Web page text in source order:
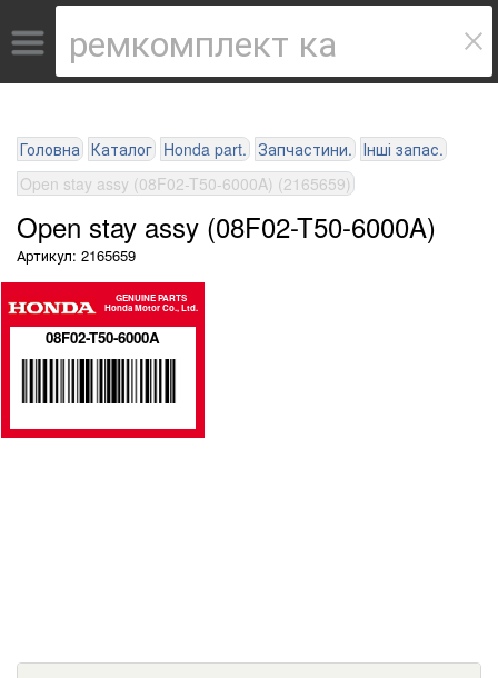
Головна Каталог Honda part. Запчастини. Інші запас.
Open stay assy (08F02-T50-6000A) (2165659)
Open stay assy (08F02-T50-6000A)
Артикул: 2165659
GENUINE PARTS
Honda Motor Co., Ltd.
08F02-T50-6000A